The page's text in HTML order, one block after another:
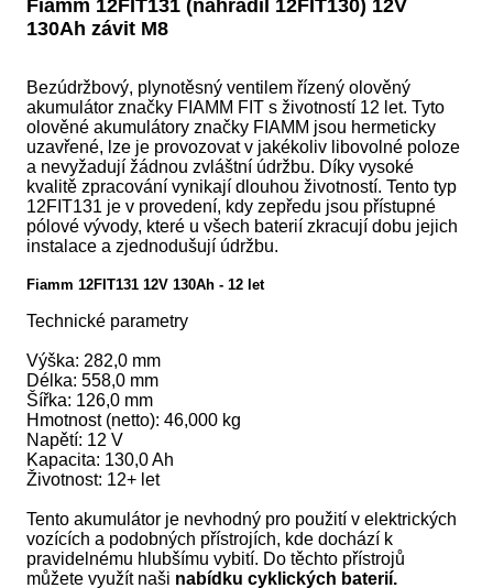
Fiamm 12FIT131 (nahradil 12FIT130) 12V
130Ah závit M8
Bezúdržbový, plynotěsný ventilem řízený olověný
akumulátor značky FIAMM FIT s životností 12 let. Tyto
olověné akumulátory značky FIAMM jsou hermeticky
uzavřené, lze je provozovat v jakékoliv libovolné poloze
a nevyžadují žádnou zvláštní údržbu. Díky vysoké
kvalitě zpracování vynikají dlouhou životností. Tento typ
12FIT131 je v provedení, kdy zepředu jsou přístupné
pólové vývody, které u všech baterií zkracují dobu jejich
instalace a zjednodušují údržbu.
Fiamm 12FIT131 12V 130Ah - 12 let
Technické parametry
Výška: 282,0 mm
Délka: 558,0 mm
Šířka: 126,0 mm
Hmotnost (netto): 46,000 kg
Napětí: 12 V
Kapacita: 130,0 Ah
Životnost: 12+ let
Tento akumulátor je nevhodný pro použití v elektrických
vozících a podobných přístrojích, kde dochází k
pravidelnému hlubšímu vybití. Do těchto přístrojů
můžete využít naši nabídku cyklických baterií.